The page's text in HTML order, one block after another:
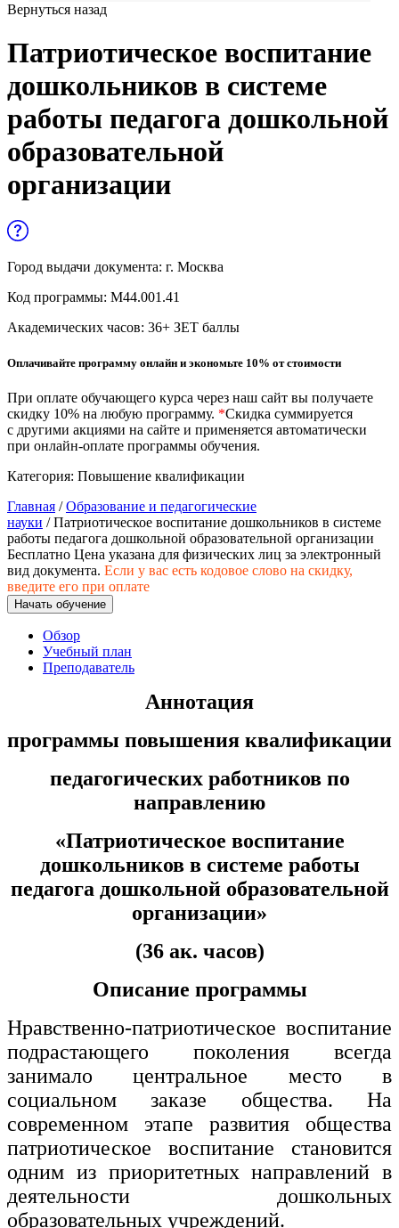
медицине
науки
Образование и педагогические науки
Социология и социальная работа
и служащих
История и археология
Психологические науки
Техносферная безопасность и ОТ
Техносферная безопасность и
природообустройство
промышленности
Управление охраной труда.
Техносферная безопасность
Допуски
Безопасность труда
Управление производством
общественного питания в
Управление административно-
хозяйственной деятельностью
Техника-технологии
Прикладная геология, горное дело,
Техника и технологии наземного
Техника и технологии строительства
Ядерная энергетика и технологии
Культура и спорт
Физкультура и спорт
Сервис и туризм
Вернуться назад
Патриотическое воспитание
дошкольников в системе
работы педагога дошкольной
образовательной
организации
Город выдачи документа: г. Москва
Код программы: М44.001.41
Академических часов: 36+ ЗЕТ баллы
Оплачивайте программу онлайн и экономьте 10% от стоимости
При оплате обучающего курса через наш сайт вы получаете
скидку 10% на любую программу. *Скидка суммируется
с другими акциями на сайте и применяется автоматически
при онлайн-оплате программы обучения.
Категория: Повышение квалификации
Главная /Образование и педагогические
науки / Патриотическое воспитание дошкольников в системе
работы педагога дошкольной образовательной организации
Бесплатно Цена указана для физических лиц за электронный
вид документа. Если у вас есть кодовое слово на скидку,
введите его при оплате
Начать обучение
Обзор
Учебный план
Преподаватель
Аннотация
программы повышения квалификации
педагогических работников по
направлению
«Патриотическое воспитание
дошкольников в системе работы
педагога дошкольной образовательной
организации»
(36 ак. часов)
Описание программы
Нравственно-патриотическое воспитание
подрастающего поколения всегда
занимало центральное место в
социальном заказе общества. На
современном этапе развития общества
патриотическое воспитание становится
одним из приоритетных направлений в
деятельности дошкольных
образовательных учреждений.